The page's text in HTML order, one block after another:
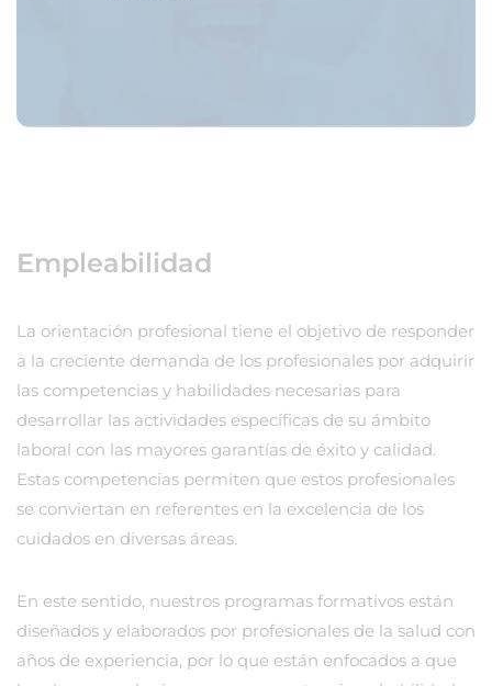
Empleabilidad
La orientación profesional tiene el objetivo de responder
a la creciente demanda de los profesionales por adquirir
las competencias y habilidades necesarias para
desarrollar las actividades específicas de su ámbito
laboral con las mayores garantías de éxito y calidad.
Estas competencias permiten que estos profesionales
se conviertan en referentes en la excelencia de los
cuidados en diversas áreas.
En este sentido, nuestros programas formativos están
diseñados y elaborados por profesionales de la salud con
años de experiencia, por lo que están enfocados a que